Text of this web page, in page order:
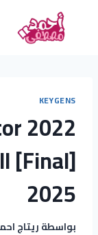
KEYGENS
2022
[Final]
2025
بواسطةريتاج